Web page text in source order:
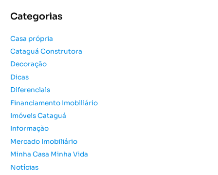
i
a
r
p
o
r
Categorias
Casa própria
Cataguá Construtora
Decoração
Dicas
Diferenciais
Financiamento Imobiliário
Imóveis Cataguá
Informação
Mercado Imobiliário
Minha Casa Minha Vida
Notícias